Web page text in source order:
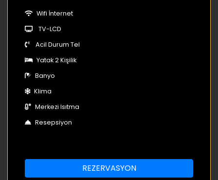
Wifi İnternet
TV-LCD
Acil Durum Tel
Yatak 2 Kişilik
Banyo
Klima
Merkezi Isıtma
Resepsiyon
REZERVASYON